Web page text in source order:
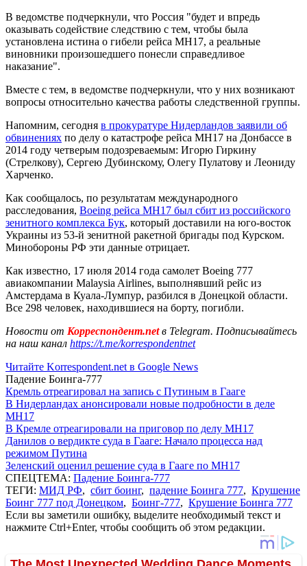
В ведомстве подчеркнули, что Россия "будет и впредь
оказывать содействие следствию с тем, чтобы была
установлена истина о гибели рейса МН17, а реальные
виновники произошедшего понесли справедливое
наказание".
Вместе с тем, в ведомстве подчеркнули, что у них возникают
вопросы относительно качества работы следственной группы.
Напомним, сегодня в прокуратуре Нидерландов заявили об
обвинениях по делу о катастрофе рейса MH17 на Донбассе в
2014 году четверым подозреваемым: Игорю Гиркину
(Стрелкову), Сергею Дубинскому, Олегу Пулатову и Леониду
Харченко.
Как сообщалось, по результатам международного
расследования, Boeing рейса МН17 был сбит из российского
зенитного комплекса Бук, который доставили на юго-восток
Украины из 53-й зенитной ракетной бригады под Курском.
Минобороны РФ эти данные отрицает.
Как известно, 17 июля 2014 года самолет Boeing 777
авиакомпании Malaysia Airlines, выполнявший рейс из
Амстердама в Куала-Лумпур, разбился в Донецкой области.
Все 298 человек, находившиеся на борту, погибли.
Новости от Корреспондент.netв Telegram. Подписывайтесь
на наш канал https://t.me/korrespondentnet
Читайте Korrespondent.net в Google News
Падение Боинга-777
Кремль отреагировал на запись с Путиным в Гааге
В Нидерландах анонсировали новые подробности в деле
MH17
В Кремле отреагировали на приговор по делу МН17
Данилов о вердикте суда в Гааге: Начало процесса над
режимом Путина
Зеленский оценил решение суда в Гааге по MH17
СПЕЦТЕМА: Падение Боинга-777
ТЕГИ: МИД РФ, сбит боинг, падение Боинга 777, Крушение
Боинг 777 под Донецком, Боинг-777, Крушение Боинга 777
Если вы заметили ошибку, выделите необходимый текст и
нажмите Ctrl+Enter, чтобы сообщить об этом редакции.